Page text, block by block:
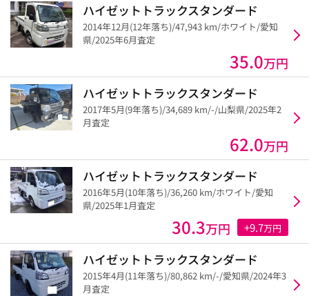
ハイゼットトラックスタンダード
2014年12月(12年落ち)/47,943 km/ホワイト/愛知
県/2025年6月査定
35.0万円
ハイゼットトラックスタンダード
2017年5月(9年落ち)/34,689 km/-/山梨県/2025年2
月査定
62.0万円
ハイゼットトラックスタンダード
2016年5月(10年落ち)/36,260 km/ホワイト/愛知
県/2025年1月査定
30.3万円 +9.7万円
ハイゼットトラックスタンダード
2015年4月(11年落ち)/80,862 km/-/愛知県/2024年3
月査定